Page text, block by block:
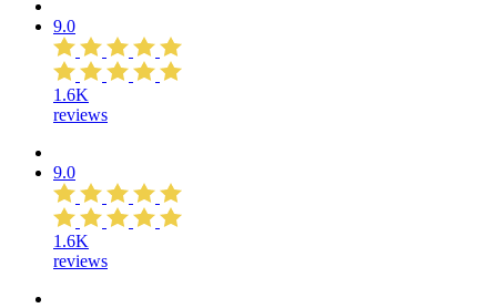
9.0
1.6K
reviews
9.0
1.6K
reviews